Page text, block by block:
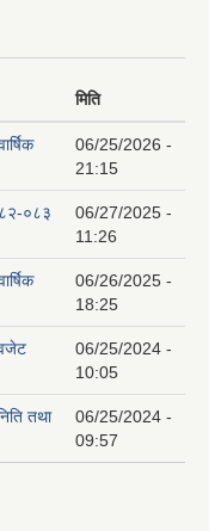
मिति
06/25/2026 -
21:15
०८३
06/27/2025 -
11:26
06/26/2025 -
18:25
06/25/2024 -
10:05
तथा
06/25/2024 -
09:57